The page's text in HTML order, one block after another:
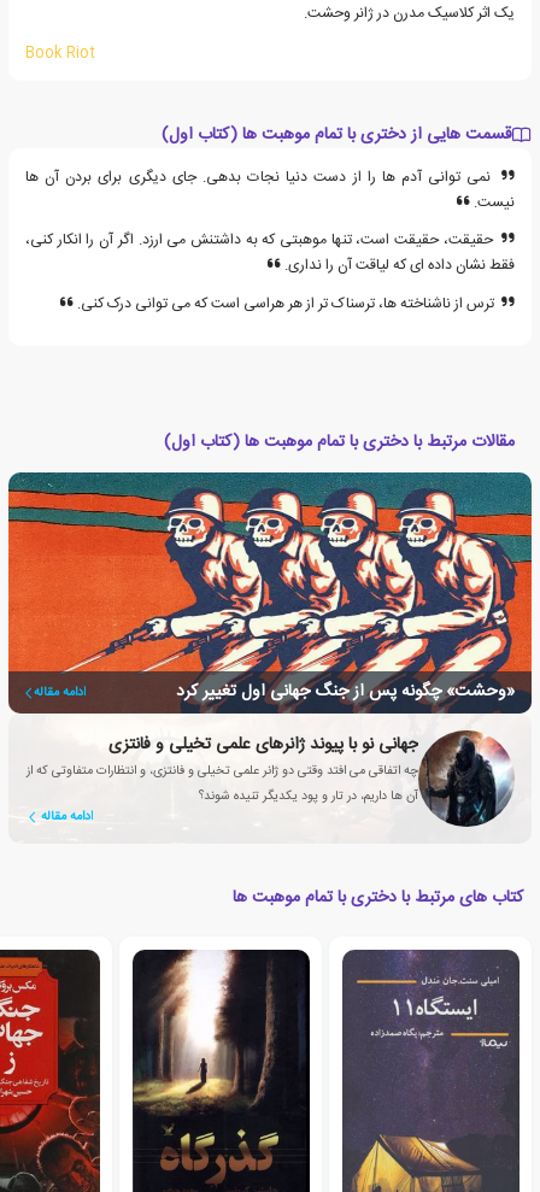
یک اثر کلاسیک مدرن در ژانر وحشت.
Book Riot
قسمت هایی از دختری با تمام موهبت ها (کتاب اول)
نمی توانی آدم ها را از دست دنیا نجات بدهی. جای دیگری برای بردن آن ها
نیست.
حقیقت، حقیقت است، تنها موهبتی که به داشتنش می ارزد. اگر آن را انکار کنی،
فقط نشان داده ای که لیاقت آن را نداری.
ترس از ناشناخته ها، ترسناک تر از هر هراسی است که می توانی درک کنی.
مقالات مرتبط با دختری با تمام موهبت ها (کتاب اول)
«وحشت» چگونه پس از جنگ جهانی اول تغییر کرد ادامه مقاله
جهانی نو با پیوند ژانرهای علمی تخیلی و فانتزی
چه اتفاقی می افتد وقتی دو ژانر علمی تخیلی و فانتزی، و انتظارات متفاوتی که از
آن ها داریم، در تار و پود یکدیگر تنیده شوند؟
ادامه مقاله
کتاب های مرتبط با دختری با تمام موهبت ها